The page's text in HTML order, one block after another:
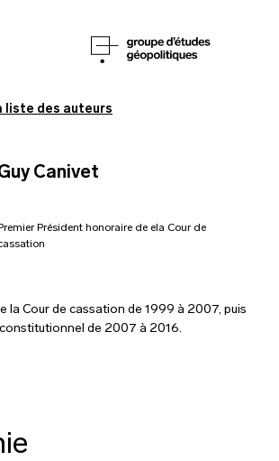
Canivet
Premier Président honoraire de ela Cour de
la Cour de cassation de 1999 à 2007, puis
de 2007 à 2016.
liste des auteurs